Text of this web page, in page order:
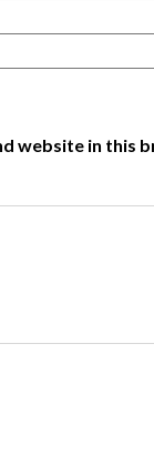
website in this